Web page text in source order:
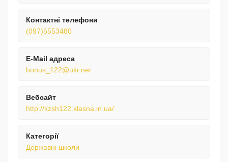
Контактні телефони
(097)5553480
E-Mail адреса
bonus_122@ukr.net
Вебсайт
http://kzsh122.klasna.in.ua/
Категорії
Державні школи